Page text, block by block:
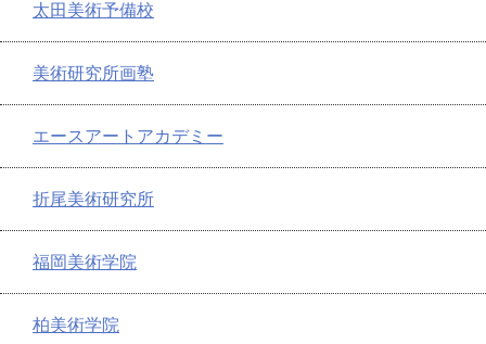
太田美術予備校
美術研究所画塾
エースアートアカデミー
折尾美術研究所
福岡美術学院
柏美術学院